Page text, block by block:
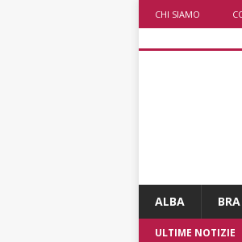
CHI SIAMO
ALBA BRA
ULTIME NOTIZIE